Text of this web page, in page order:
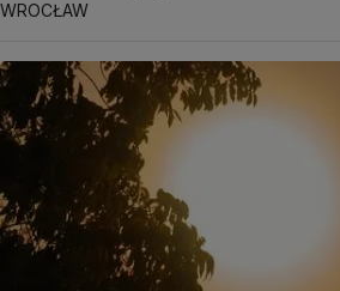
WROCŁAW